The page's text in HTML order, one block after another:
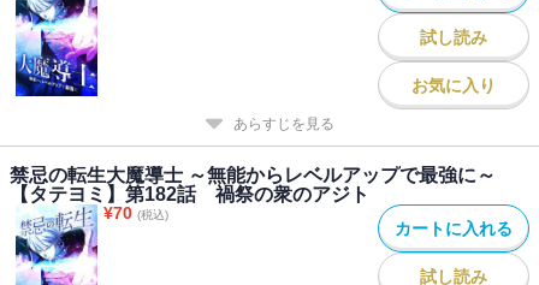
試し読み
お気に入り
あらすじを見る
禁忌の転生大魔導士 ～無能からレベルアップで最強に～
【タテヨミ】第182話 禍祭の衆のアジト
¥70 (税込)
カートに入れる
試し読み